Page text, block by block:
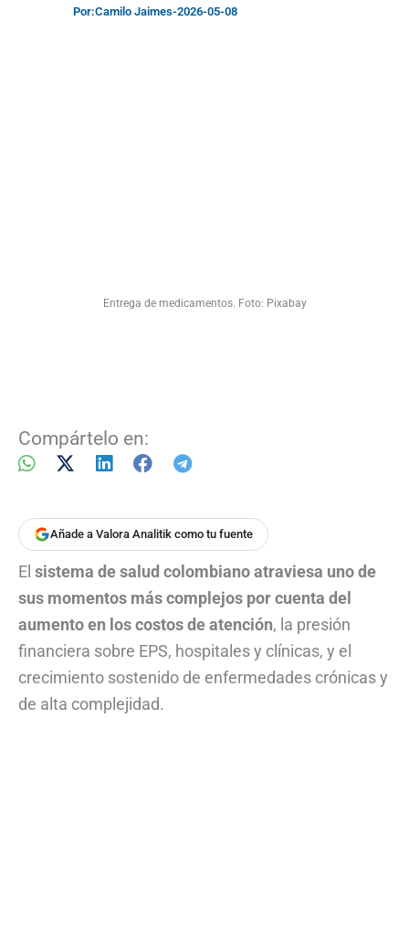
Por:Camilo Jaimes-2026-05-08
Entrega de medicamentos. Foto: Pixabay
Compártelo en:
Añade a Valora Analitik como tu fuente
El sistema de salud colombiano atraviesa uno de
sus momentos más complejos por cuenta del
aumento en los costos de atención, la presión
financiera sobre EPS, hospitales y clínicas, y el
crecimiento sostenido de enfermedades crónicas y
de alta complejidad.